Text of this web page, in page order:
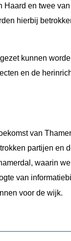
en twee
hierbij
kunnen
en de
van
partijen en
waarin
van
voor de wijk.